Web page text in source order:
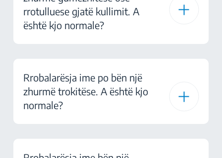
rrotulluese gjatë kullimit. A
është kjo normale?
Rrobalarësja ime po bën një
zhurmë trokitëse. A është kjo
normale?